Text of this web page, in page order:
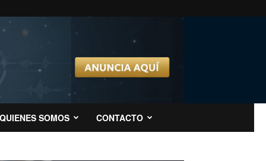
QUIENES SOMOS CONTACTO